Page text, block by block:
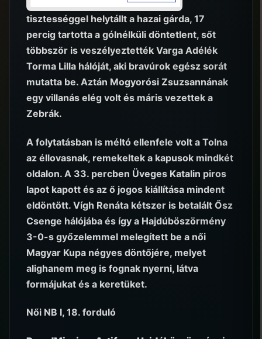
tisztességgel helytállt a hazai gárda, 17
percig tartotta a gólnélküli döntetlent, sőt
többször is veszélyeztették Varga Adélék
Torma Lilla hálóját, aki bravúrok egész sorát
mutatta be. Aztán Mogyorósi Zsuzsannának
egy villanás elég volt és máris vezettek a
Zebrák.
A folytatásban is méltó ellenfele volt a Tolna
az éllovasnak, remekeltek a kapusok mindkét
oldalon. A 33. percben Üveges Katalin piros
lapot kapott és az ő jogos kiállítása mindent
eldöntött. Vígh Renáta kétszer is betalált Ősz
Csenge hálójába és így a Hajdúböszörmény
3-0-s győzelemmel melegített be a női
Magyar Kupa négyes döntőjére, melyet
alighanem meg is fognak nyerni, látva
formájukat és a keretüket.
Női NB I, 18. forduló